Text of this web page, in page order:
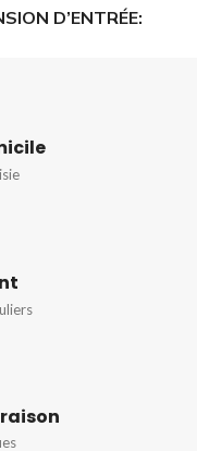
D’ENTRÉE
DE SORTIE
DE SORTIE
DE SORTIE